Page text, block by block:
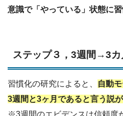
意識で「やっている」状態に
ステップ３，3週間→3カ
習慣化の研究によると、
自動
3週間と3ヶ月であると言う説